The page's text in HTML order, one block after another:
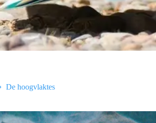
De hoogvlaktes